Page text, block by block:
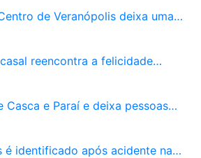
de Veranópolis deixa uma…
reencontra a felicidade…
Casca e Paraí e deixa pessoas…
é identificado após acidente na…